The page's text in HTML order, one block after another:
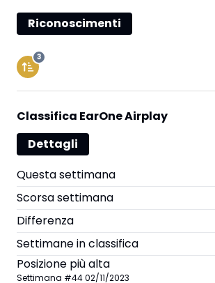
Riconoscimenti
3
Classifica EarOne Airplay
Dettagli
Questa settimana
Scorsa settimana
Differenza
Settimane in classifica
Posizione più alta
Settimana #4402/11/2023